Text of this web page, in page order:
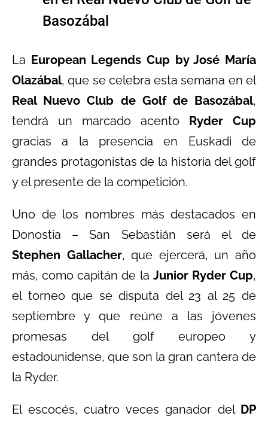
Basozábal
La European Legends Cup by José María
Olazábal, que se celebra esta semana en el
Real Nuevo Club de Golf de Basozábal,
tendrá un marcado acento Ryder Cup
gracias a la presencia en Euskadi de
grandes protagonistas de la historia del golf
y el presente de la competición.
Uno de los nombres más destacados en
Donostia – San Sebastián será el de
Stephen Gallacher, que ejercerá, un año
más, como capitán de la Junior Ryder Cup,
el torneo que se disputa del 23 al 25 de
septiembre y que reúne a las jóvenes
promesas del golf europeo y
estadounidense, que son la gran cantera de
la Ryder.
El escocés, cuatro veces ganador del DP